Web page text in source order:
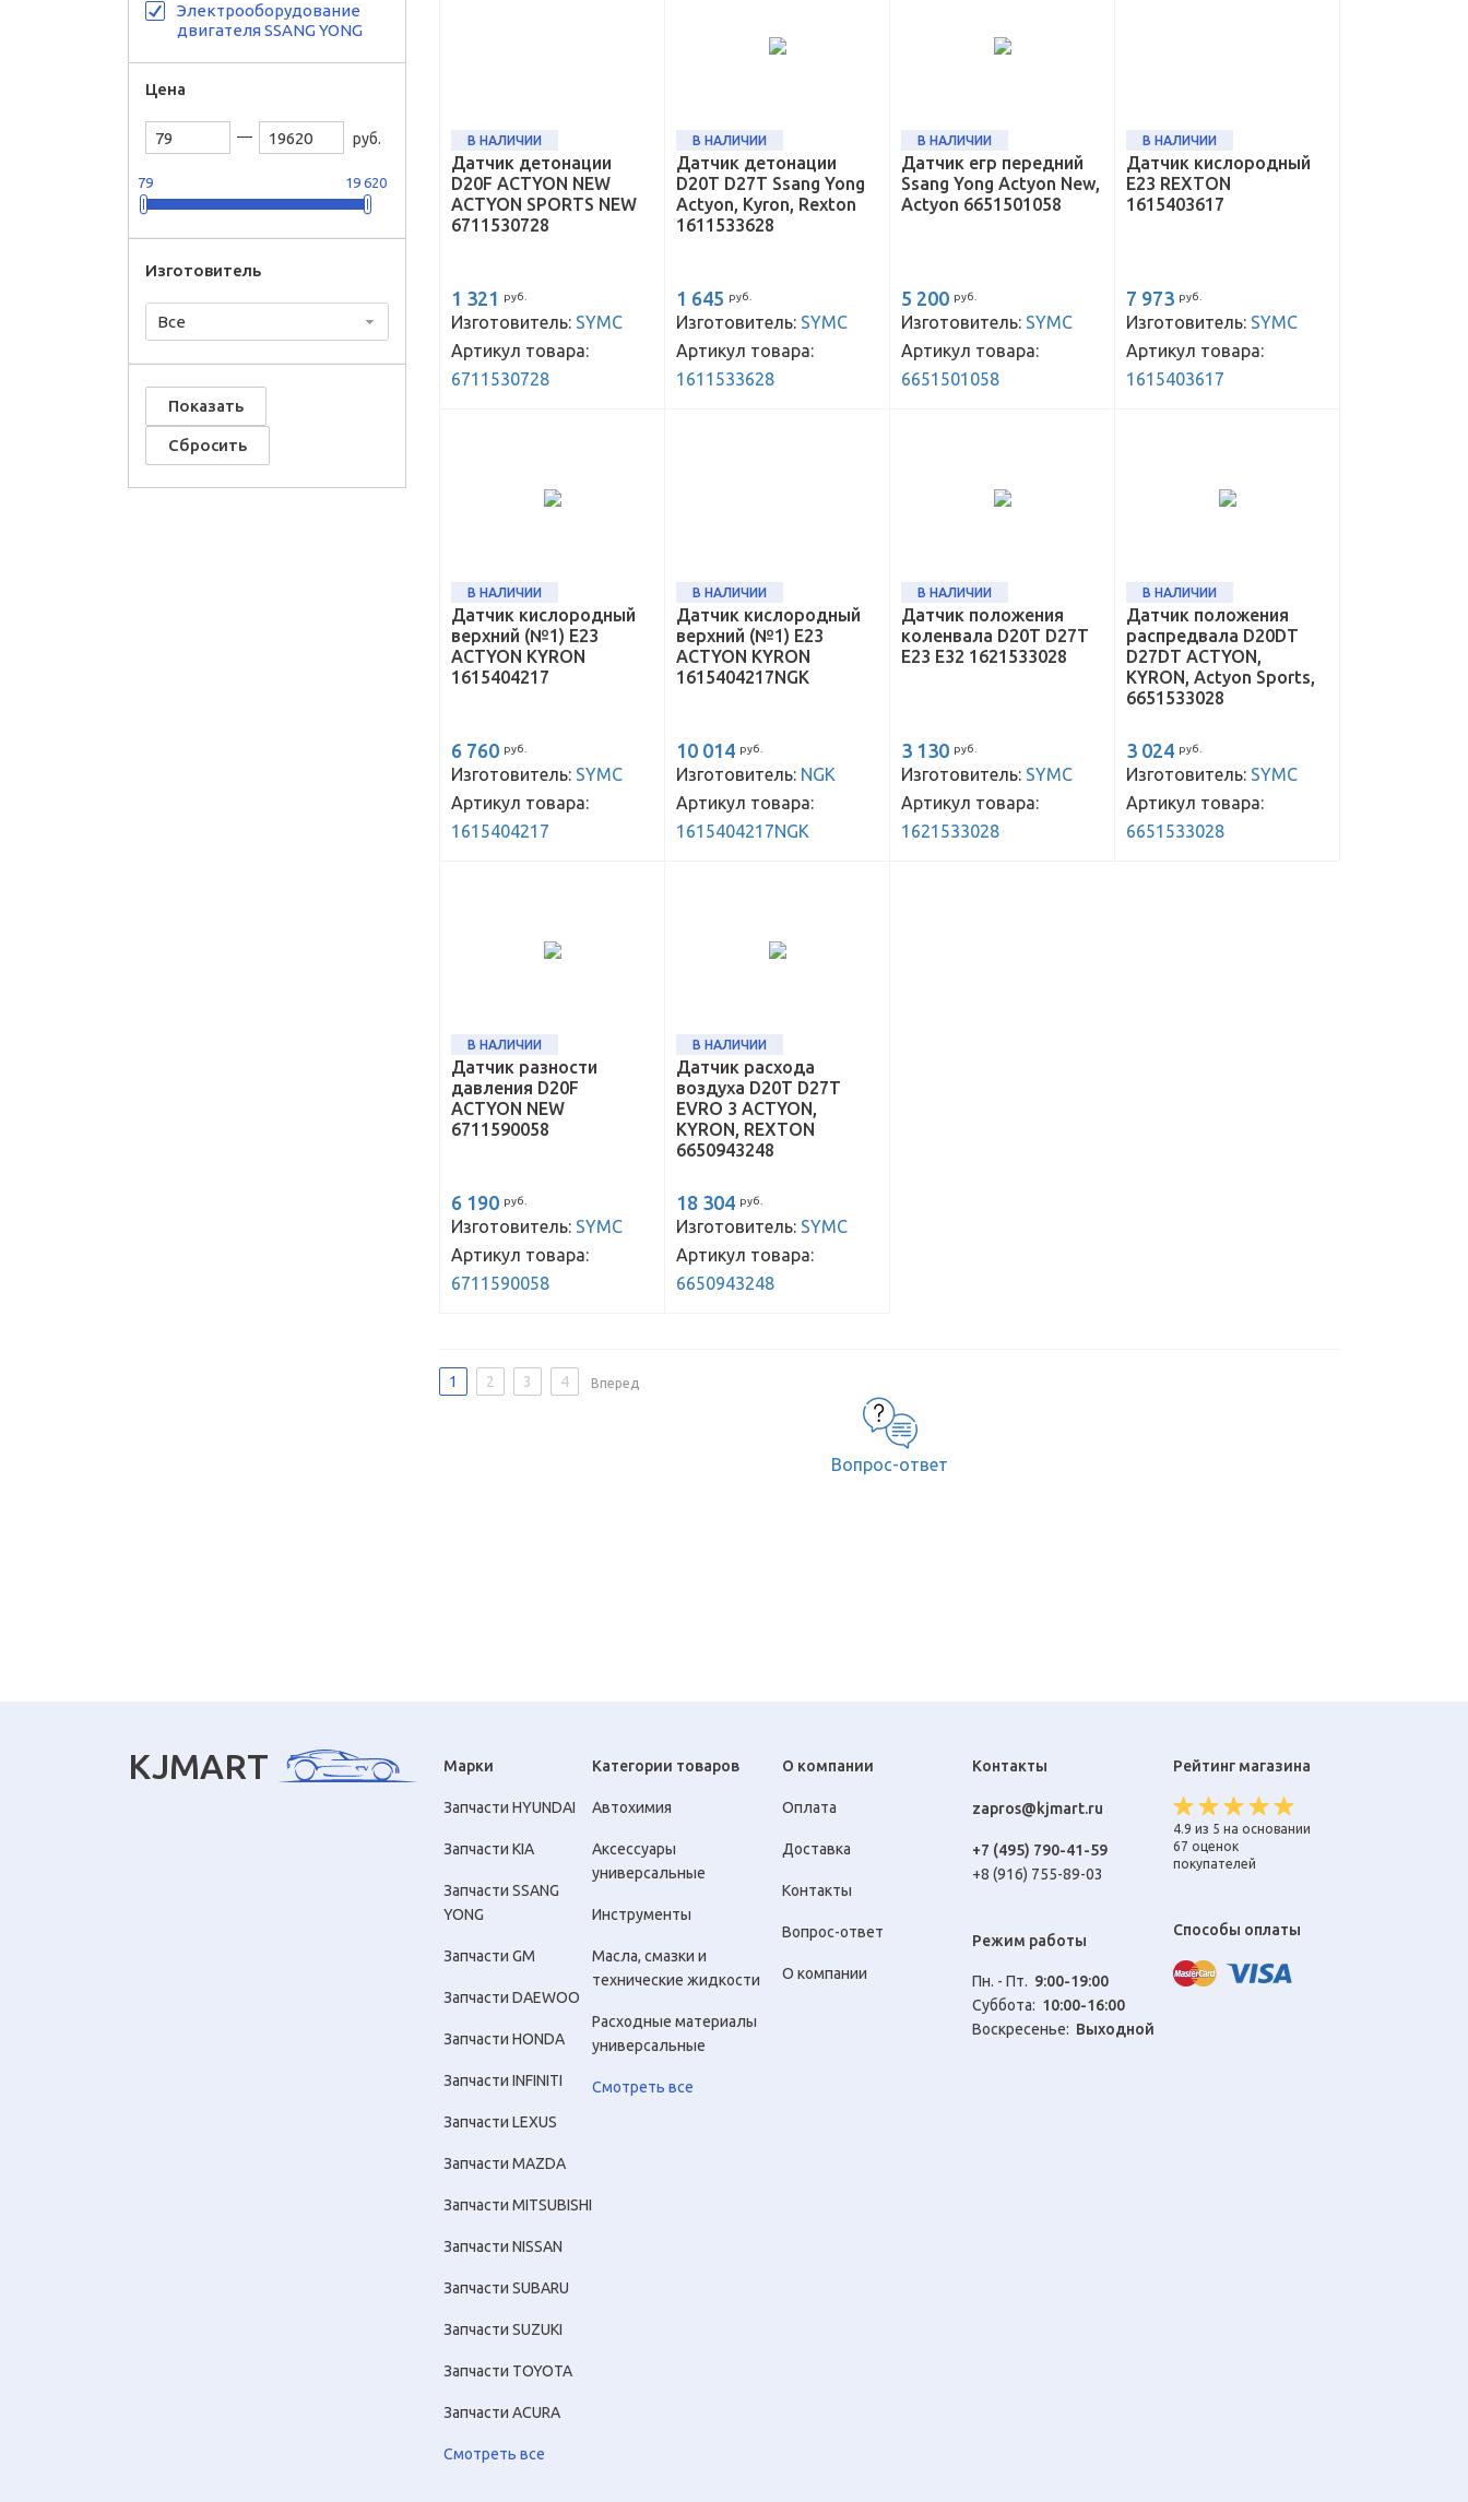
Электрооборудование
двигателя SSANG YONG
Цена
руб.
79 19 620
Изготовитель
Все
В НАЛИЧИИ
Датчик детонации
D20F ACTYON NEW
ACTYON SPORTS NEW
6711530728
1 321 руб.
Изготовитель: SYMC
Артикул товара:
6711530728
В НАЛИЧИИ
Датчик детонации
D20T D27T Ssang Yong
Actyon, Kyron, Rexton
1611533628
1 645 руб.
Изготовитель: SYMC
Артикул товара:
1611533628
В НАЛИЧИИ
Датчик егр передний
Ssang Yong Actyon New,
Actyon 6651501058
5 200 руб.
Изготовитель: SYMC
Артикул товара:
6651501058
В НАЛИЧИИ
Датчик кислородный
E23 REXTON
1615403617
7 973 руб.
Изготовитель: SYMC
Артикул товара:
1615403617
В НАЛИЧИИ
Датчик кислородный
верхний (№1) E23
ACTYON KYRON
1615404217
6 760 руб.
Изготовитель: SYMC
Артикул товара:
1615404217
В НАЛИЧИИ
Датчик кислородный
верхний (№1) E23
ACTYON KYRON
1615404217NGK
10 014 руб.
Изготовитель: NGK
Артикул товара:
1615404217NGK
В НАЛИЧИИ
Датчик положения
коленвала D20T D27T
E23 E32 1621533028
3 130 руб.
Изготовитель: SYMC
Артикул товара:
1621533028
В НАЛИЧИИ
Датчик положения
распредвала D20DT
D27DT ACTYON,
KYRON, Actyon Sports,
6651533028
3 024 руб.
Изготовитель: SYMC
Артикул товара:
6651533028
В НАЛИЧИИ
Датчик разности
давления D20F
ACTYON NEW
6711590058
6 190 руб.
Изготовитель: SYMC
Артикул товара:
6711590058
В НАЛИЧИИ
Датчик расхода
воздуха D20T D27T
EVRO 3 ACTYON,
KYRON, REXTON
6650943248
18 304 руб.
Изготовитель: SYMC
Артикул товара:
6650943248
1 2 3 4 Вперед
Вопрос-ответ
KJMART Марки
Запчасти HYUNDAI
Запчасти KIA
Запчасти SSANG
YONG
Запчасти GM
Запчасти DAEWOO
Запчасти HONDA
Запчасти INFINITI
Запчасти LEXUS
Запчасти MAZDA
Запчасти MITSUBISHI
Запчасти NISSAN
Запчасти SUBARU
Запчасти SUZUKI
Запчасти TOYOTA
Запчасти ACURA
Смотреть все
Категории товаров
Автохимия
Аксессуары
универсальные
Инструменты
Масла, смазки и
технические жидкости
Расходные материалы
универсальные
Смотреть все
О компании
Оплата
Доставка
Контакты
Вопрос-ответ
О компании
Контакты
zapros@kjmart.ru
+7 (495) 790-41-59
+8 (916) 755-89-03
Режим работы
Пн. - Пт. 9:00-19:00
Cуббота: 10:00-16:00
Воскресенье: Выходной
Рейтинг магазина
4.9 из 5 на основании
67 оценок
покупателей
Способы оплаты